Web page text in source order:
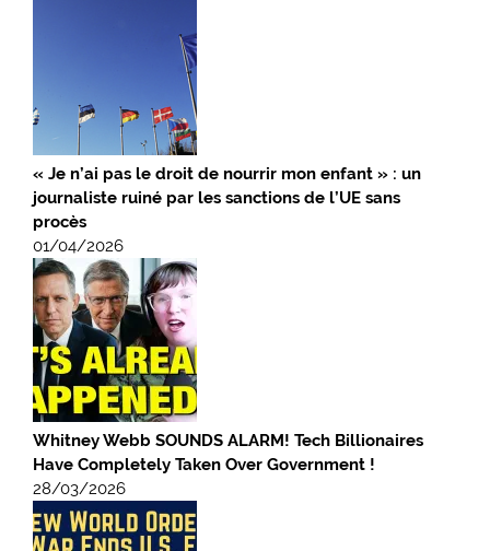
« Je n’ai pas le droit de nourrir mon enfant » : un
journaliste ruiné par les sanctions de l’UE sans
procès
01/04/2026
Whitney Webb SOUNDS ALARM! Tech Billionaires
Have Completely Taken Over Government !
28/03/2026